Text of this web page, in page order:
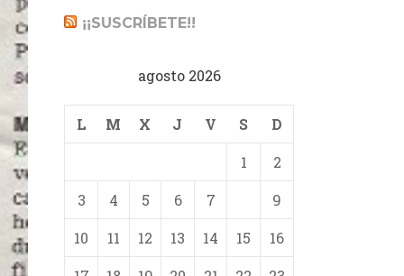
¡¡SUSCRÍBETE!!
agosto 2026
L M X J V S
D
1
2
3
4 5 6 7
9
10
11 12 13 14 15
16